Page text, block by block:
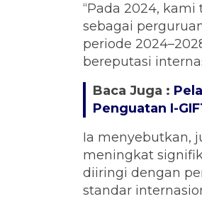
“Pada 2024,
sebagai
periode
bereputasi
Baca Juga :
Penguatan I-
Ia menyebutkan,
meningkat
diiringi dengan
standar